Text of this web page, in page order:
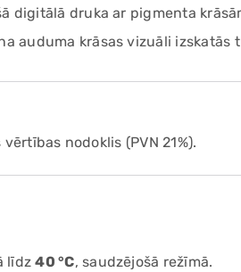
digitālā druka ar pigmenta
auduma krāsas vizuāli izskatās
nodoklis (PVN 21%).
līdz40 °C, saudzējošā režīmā.